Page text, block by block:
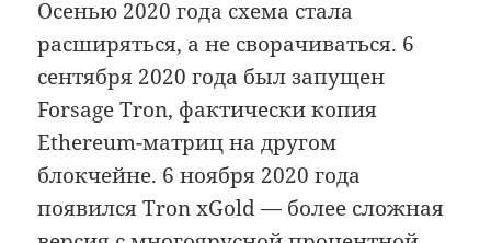
Осенью 2020 года схема стала
расширяться, а не сворачиваться. 6
сентября 2020 года был запущен
Forsage Tron, фактически копия
Ethereum-матриц на другом
блокчейне. 6 ноября 2020 года
появился Tron xGold — более сложная